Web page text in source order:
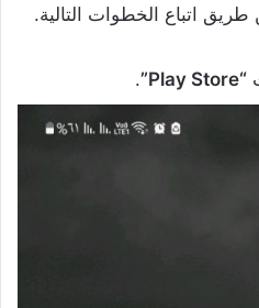
اتباع الخطوات التالية.
“Play Store”
.